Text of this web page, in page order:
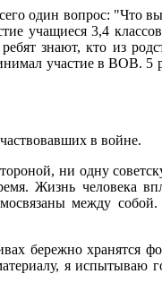
один вопрос: "Что вы
учащиеся 3,4
знают, кто из
участие в ВОВ. 5
в войне.
ни одну
Жизнь человека
между
бережно хранятся
я испытываю